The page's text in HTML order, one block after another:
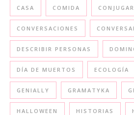
CASA COMIDA CONJUGAR
CONVERSACIONES
DESCRIBIR PERSONAS
DÍA DE MUERTOS ECOLOGÍA
GENIALLY GRAMATYKA
HALLOWEEN HISTORIAS